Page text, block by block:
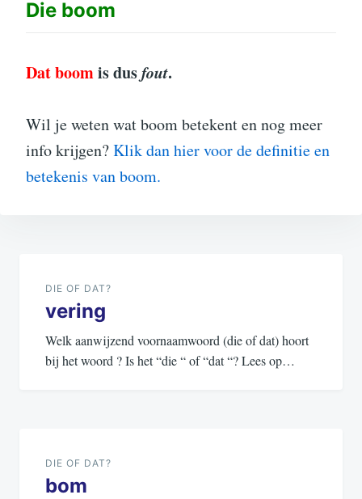
Die boom
Dat boomis dusfout.
Wil je weten wat boom betekent en nog meer
info krijgen?Klik dan hier voor de definitie en
betekenis van boom.
navigatie
DIE OF DAT?
vering
Welk aanwijzend voornaamwoord (die of dat) hoort
bij het woord ? Is het “die “ of “dat “? Lees op…
DIE OF DAT?
bom